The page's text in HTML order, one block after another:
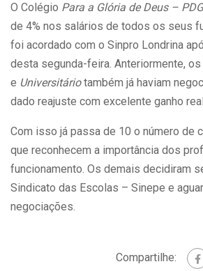
O Colégio Para a Glória de Deus – PDG
de 4% nos salários de todos os seus
foi acordado com o Sinpro Londrina
desta segunda-feira. Anteriormente,
e Universitáriotambém já haviam
dado reajuste com excelente ganho
Com isso já passa de 10 o número de
que reconhecem a importância dos
funcionamento. Os demais decidiram
Sindicato das Escolas – Sinepe e
negociações.
Compartilhe: